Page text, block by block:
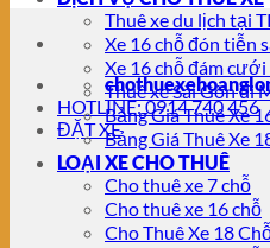
HOTLINE: 0914 740 456
ĐẶT XE
Thuê xe du lịch tại
Xe 16 chỗ đón tiễn
Xe 16 chỗ đám cưới
Thuê xe Sài Gòn đi
Bảng Giá Thuê Xe
Bảng Giá Thuê Xe
LOẠI XE CHO THUÊ
Cho thuê xe 7 chỗ
Cho thuê xe 16 chỗ
Cho Thuê Xe 18